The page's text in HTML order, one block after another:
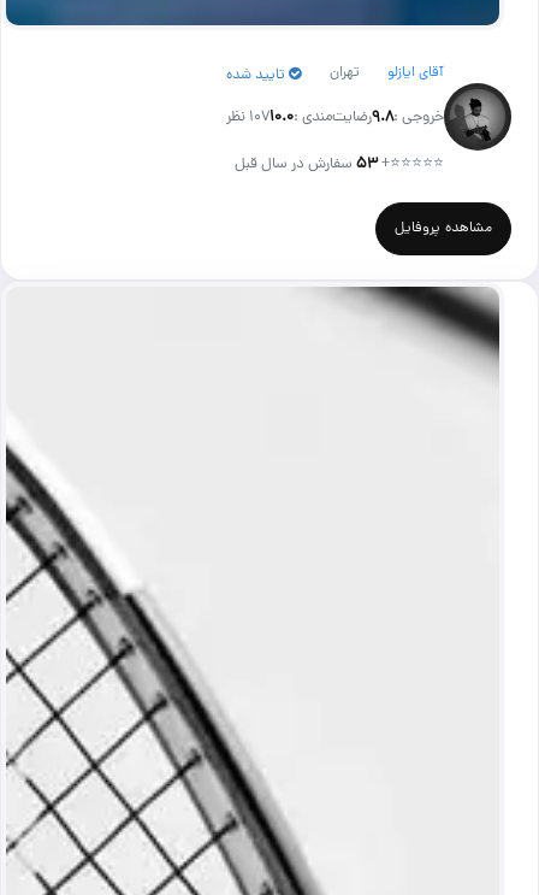
آقای ایازلو تهران تایید شده
خروجی :۹.۸رضایت‌مندی :۱۰.۰107 نظر
⭐⭐⭐⭐⭐
+۵۳سفارش در سال قبل
مشاهده پروفایل